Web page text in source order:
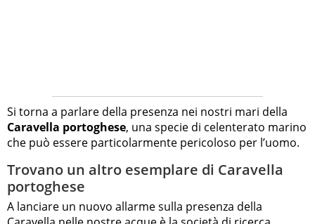
Si torna a parlare della presenza nei nostri mari della
Caravella portoghese, una specie di celenterato marino
che può essere particolarmente pericoloso per l’uomo.
Trovano un altro esemplare di Caravella
portoghese
A lanciare un nuovo allarme sulla presenza della